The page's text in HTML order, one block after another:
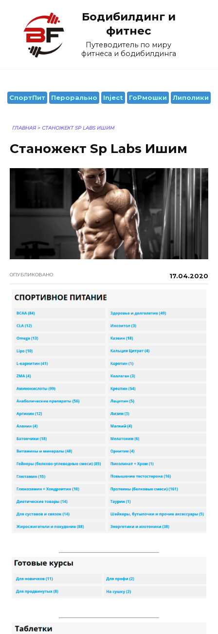
содержанию
Бодибилдинг и
фитнес
Путеводитель по миру
фитнеса и бодибилдинга
СпортПит Перорально Inject ГоРмошки Липолики
ГЛАВНАЯ > СТАНОЖЕКТ SP LABS ИШИМ
Станожект Sp Labs Ишим
ОПУБЛИКОВАНО 17.04.2020